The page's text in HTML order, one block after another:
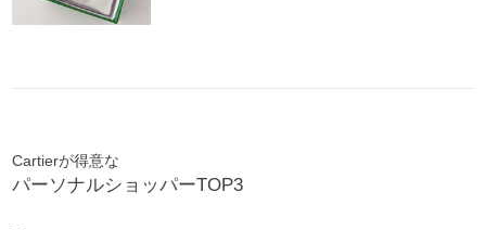
Cartierが得意な
パーソナルショッパーTOP3